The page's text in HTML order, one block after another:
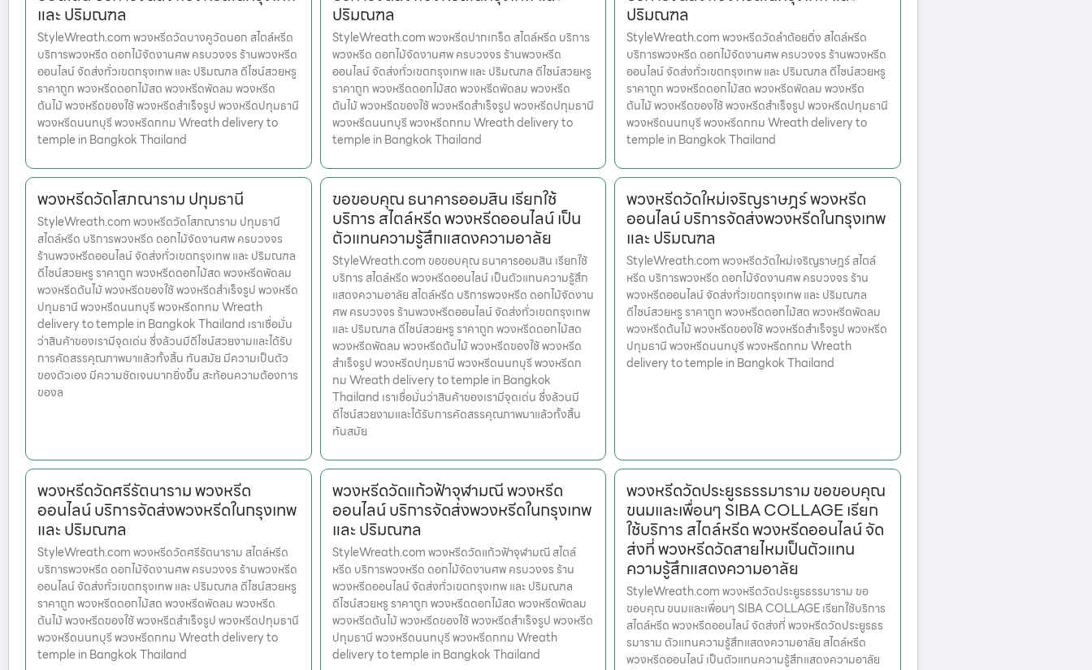
และ ปริมณฑล
StyleWreath.com พวงหรีดวัดบางคูวัดนอก สไตล์หรีด
บริการพวงหรีด ดอกไม้จัดงานศพ ครบวงจร ร้านพวงหรีด
ออนไลน์ จัดส่งทั่วเขตกรุงเทพ และ ปริมณฑล ดีไซน์สวยหรู
ราคาถูก พวงหรีดดอกไม้สด พวงหรีดพัดลม พวงหรีด
ต้นไม้ พวงหรีดของใช้ พวงหรีดสำเร็จรูป พวงหรีดปทุมธานี
พวงหรีดนนทบุรี พวงหรีดกทม Wreath delivery to
temple in Bangkok Thailand
ปริมณฑล
StyleWreath.com พวงหรีดปากเกร็ด สไตล์หรีด บริการ
พวงหรีด ดอกไม้จัดงานศพ ครบวงจร ร้านพวงหรีด
ออนไลน์ จัดส่งทั่วเขตกรุงเทพ และ ปริมณฑล ดีไซน์สวยหรู
ราคาถูก พวงหรีดดอกไม้สด พวงหรีดพัดลม พวงหรีด
ต้นไม้ พวงหรีดของใช้ พวงหรีดสำเร็จรูป พวงหรีดปทุมธานี
พวงหรีดนนทบุรี พวงหรีดกทม Wreath delivery to
temple in Bangkok Thailand
ปริมณฑล
StyleWreath.com พวงหรีดวัดลำต้อยติ่ง สไตล์หรีด
บริการพวงหรีด ดอกไม้จัดงานศพ ครบวงจร ร้านพวงหรีด
ออนไลน์ จัดส่งทั่วเขตกรุงเทพ และ ปริมณฑล ดีไซน์สวยหรู
ราคาถูก พวงหรีดดอกไม้สด พวงหรีดพัดลม พวงหรีด
ต้นไม้ พวงหรีดของใช้ พวงหรีดสำเร็จรูป พวงหรีดปทุมธานี
พวงหรีดนนทบุรี พวงหรีดกทม Wreath delivery to
temple in Bangkok Thailand
พวงหรีดวัดโสภณาราม ปทุมธานี
StyleWreath.com พวงหรีดวัดโสภณาราม ปทุมธานี
สไตล์หรีด บริการพวงหรีด ดอกไม้จัดงานศพ ครบวงจร
ร้านพวงหรีดออนไลน์ จัดส่งทั่วเขตกรุงเทพ และ ปริมณฑล
ดีไซน์สวยหรู ราคาถูก พวงหรีดดอกไม้สด พวงหรีดพัดลม
พวงหรีดต้นไม้ พวงหรีดของใช้ พวงหรีดสำเร็จรูป พวงหรีด
ปทุมธานี พวงหรีดนนทบุรี พวงหรีดกทม Wreath
delivery to temple in Bangkok Thailand เราเชื่อมั่น
ว่าสินค้าของเรามีจุดเด่น ซึ่งล้วนมีดีไซน์สวยงามและได้รับ
การคัดสรรคุณภาพมาแล้วทั้งสิ้น ทันสมัย มีความเป็นตัว
ของตัวเอง มีความชัดเจนมากยิ่งขึ้น สะท้อนความต้องการ
ของล
ขอขอบคุณ ธนาคารออมสิน เรียกใช้
บริการ สไตล์หรีด พวงหรีดออนไลน์ เป็น
ตัวแทนความรู้สึกแสดงความอาลัย
StyleWreath.com ขอขอบคุณ ธนาคารออมสิน เรียกใช้
บริการ สไตล์หรีด พวงหรีดออนไลน์ เป็นตัวแทนความรู้สึก
แสดงความอาลัย สไตล์หรีด บริการพวงหรีด ดอกไม้จัดงาน
ศพ ครบวงจร ร้านพวงหรีดออนไลน์ จัดส่งทั่วเขตกรุงเทพ
และ ปริมณฑล ดีไซน์สวยหรู ราคาถูก พวงหรีดดอกไม้สด
พวงหรีดพัดลม พวงหรีดต้นไม้ พวงหรีดของใช้ พวงหรีด
สำเร็จรูป พวงหรีดปทุมธานี พวงหรีดนนทบุรี พวงหรีดก
ทม Wreath delivery to temple in Bangkok
Thailand เราเชื่อมั่นว่าสินค้าของเรามีจุดเด่น ซึ่งล้วนมี
ดีไซน์สวยงามและได้รับการคัดสรรคุณภาพมาแล้วทั้งสิ้น
ทันสมัย
พวงหรีดวัดใหม่เจริญราษฎร์ พวงหรีด
ออนไลน์ บริการจัดส่งพวงหรีดในกรุงเทพ
และ ปริมณฑล
StyleWreath.com พวงหรีดวัดใหม่เจริญราษฎร์ สไตล์
หรีด บริการพวงหรีด ดอกไม้จัดงานศพ ครบวงจร ร้าน
พวงหรีดออนไลน์ จัดส่งทั่วเขตกรุงเทพ และ ปริมณฑล
ดีไซน์สวยหรู ราคาถูก พวงหรีดดอกไม้สด พวงหรีดพัดลม
พวงหรีดต้นไม้ พวงหรีดของใช้ พวงหรีดสำเร็จรูป พวงหรีด
ปทุมธานี พวงหรีดนนทบุรี พวงหรีดกทม Wreath
delivery to temple in Bangkok Thailand
พวงหรีดวัดศรีรัตนาราม พวงหรีด
ออนไลน์ บริการจัดส่งพวงหรีดในกรุงเทพ
และ ปริมณฑล
StyleWreath.com พวงหรีดวัดศรีรัตนาราม สไตล์หรีด
บริการพวงหรีด ดอกไม้จัดงานศพ ครบวงจร ร้านพวงหรีด
ออนไลน์ จัดส่งทั่วเขตกรุงเทพ และ ปริมณฑล ดีไซน์สวยหรู
ราคาถูก พวงหรีดดอกไม้สด พวงหรีดพัดลม พวงหรีด
ต้นไม้ พวงหรีดของใช้ พวงหรีดสำเร็จรูป พวงหรีดปทุมธานี
พวงหรีดนนทบุรี พวงหรีดกทม Wreath delivery to
temple in Bangkok Thailand
พวงหรีดวัดแก้วฟ้าจุฬามณี พวงหรีด
ออนไลน์ บริการจัดส่งพวงหรีดในกรุงเทพ
และ ปริมณฑล
StyleWreath.com พวงหรีดวัดแก้วฟ้าจุฬามณี สไตล์
หรีด บริการพวงหรีด ดอกไม้จัดงานศพ ครบวงจร ร้าน
พวงหรีดออนไลน์ จัดส่งทั่วเขตกรุงเทพ และ ปริมณฑล
ดีไซน์สวยหรู ราคาถูก พวงหรีดดอกไม้สด พวงหรีดพัดลม
พวงหรีดต้นไม้ พวงหรีดของใช้ พวงหรีดสำเร็จรูป พวงหรีด
ปทุมธานี พวงหรีดนนทบุรี พวงหรีดกทม Wreath
delivery to temple in Bangkok Thailand
พวงหรีดวัดประยูรธรรมาราม ขอขอบคุณ
ขนมและเพื่อนๆ SIBA COLLAGE เรียก
ใช้บริการ สไตล์หรีด พวงหรีดออนไลน์ จัด
ส่งที่ พวงหรีดวัดสายไหมเป็นตัวแทน
ความรู้สึกแสดงความอาลัย
StyleWreath.com พวงหรีดวัดประยูรธรรมาราม ขอ
ขอบคุณ ขนมและเพื่อนๆ SIBA COLLAGE เรียกใช้บริการ
สไตล์หรีด พวงหรีดออนไลน์ จัดส่งที่ พวงหรีดวัดประยูรธร
รมาราม ตัวแทนความรู้สึกแสดงความอาลัย สไตล์หรีด
พวงหรีดออนไลน์ เป็นตัวแทนความรู้สึกแสดงความอาลัย